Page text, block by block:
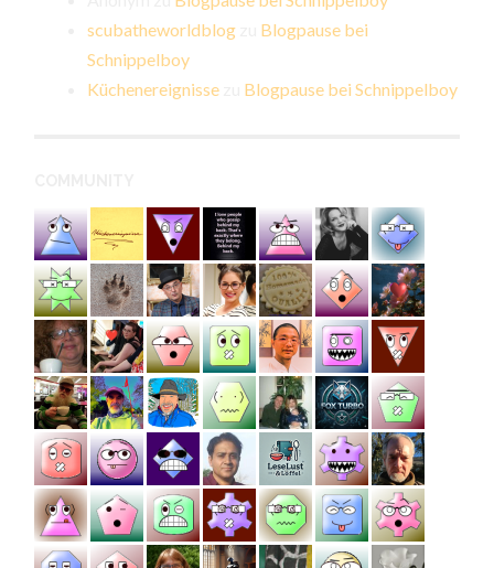
scubatheworldblog
Blogpause bei
Schnippelboy
Küchenereignisse
Blogpause bei Schnippelboy